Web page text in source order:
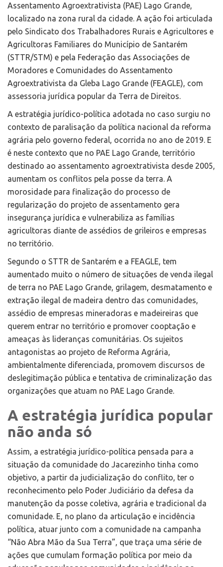
Assentamento Agroextrativista (PAE) Lago Grande,
localizado na zona rural da cidade. A ação foi articulada
pelo Sindicato dos Trabalhadores Rurais e Agricultores e
Agricultoras Familiares do Município de Santarém
(STTR/STM) e pela Federação das Associações de
Moradores e Comunidades do Assentamento
Agroextrativista da Gleba Lago Grande (FEAGLE), com
assessoria jurídica popular da Terra de Direitos.
A estratégia jurídico-política adotada no caso surgiu no
contexto de paralisação da política nacional da reforma
agrária pelo governo federal, ocorrida no ano de 2019. E
é neste contexto que no PAE Lago Grande, território
destinado ao assentamento agroextrativista desde 2005,
aumentam os conflitos pela posse da terra. A
morosidade para finalização do processo de
regularização do projeto de assentamento gera
insegurança jurídica e vulnerabiliza as famílias
agricultoras diante de assédios de grileiros e empresas
no território.
Segundo o STTR de Santarém e a FEAGLE, tem
aumentado muito o número de situações de venda ilegal
de terra no PAE Lago Grande, grilagem, desmatamento e
extração ilegal de madeira dentro das comunidades,
assédio de empresas mineradoras e madeireiras que
querem entrar no território e promover cooptação e
ameaças às lideranças comunitárias. Os sujeitos
antagonistas ao projeto de Reforma Agrária,
ambientalmente diferenciada, promovem discursos de
deslegitimação pública e tentativa de criminalização das
organizações que atuam no PAE Lago Grande.
A estratégia jurídica popular
não anda só
Assim, a estratégia jurídico-política pensada para a
situação da comunidade do Jacarezinho tinha como
objetivo, a partir da judicialização do conflito, ter o
reconhecimento pelo Poder Judiciário da defesa da
manutenção da posse coletiva, agrária e tradicional da
comunidade. E, no plano da articulação e incidência
política, atuar junto com a comunidade na campanha
“Não Abra Mão da Sua Terra”, que traça uma série de
ações que cumulam formação política por meio da